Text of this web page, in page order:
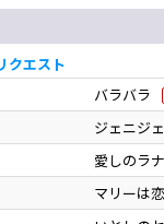
クエスト
バラバラ
ジェニジ
愛しのラナ
マリーは